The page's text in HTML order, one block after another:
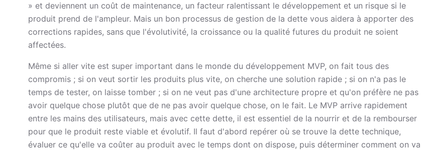
» et deviennent un coût de maintenance, un facteur ralentissant le développement et un risque si le
produit prend de l'ampleur. Mais un bon processus de gestion de la dette vous aidera à apporter des
corrections rapides, sans que l'évolutivité, la croissance ou la qualité futures du produit ne soient
affectées.
Même si aller vite est super important dans le monde du développement MVP, on fait tous des
compromis ; si on veut sortir les produits plus vite, on cherche une solution rapide ; si on n'a pas le
temps de tester, on laisse tomber ; si on ne veut pas d'une architecture propre et qu'on préfère ne pas
avoir quelque chose plutôt que de ne pas avoir quelque chose, on le fait. Le MVP arrive rapidement
entre les mains des utilisateurs, mais avec cette dette, il est essentiel de la nourrir et de la rembourser
pour que le produit reste viable et évolutif. Il faut d'abord repérer où se trouve la dette technique,
évaluer ce qu'elle va coûter au produit avec le temps dont on dispose, puis déterminer comment on va